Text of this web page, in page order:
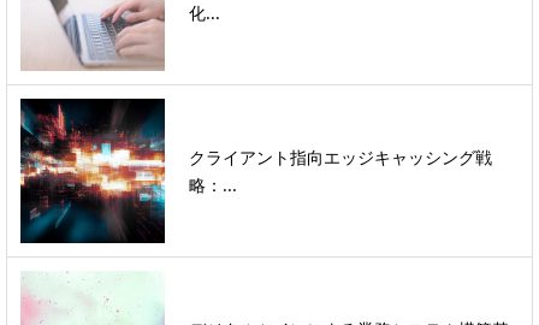
化...
クライアント指向エッジキャッシング戦
略：...